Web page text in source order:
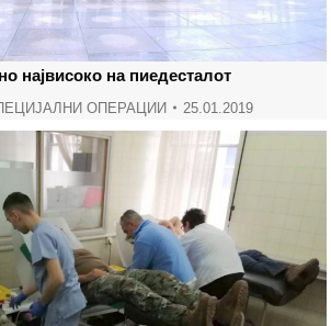
највисоко на пиедесталот
ОПЕРАЦИИ 25.01.2019